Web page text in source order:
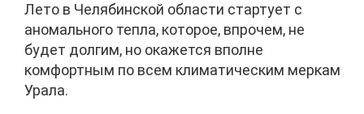
Лето в Челябинской области стартует с
аномального тепла, которое, впрочем, не
будет долгим, но окажется вполне
комфортным по всем климатическим меркам
Урала.